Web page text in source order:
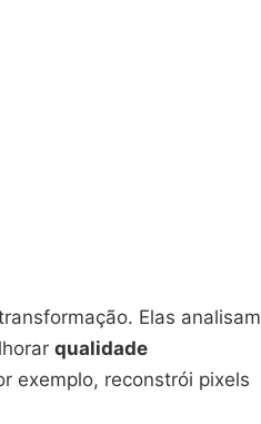
Elas analisam
qualidade
exemplo, reconstrói pixels